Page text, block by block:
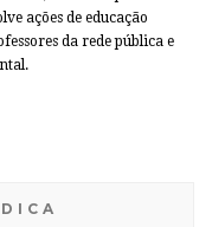
ações de educação
da rede pública e